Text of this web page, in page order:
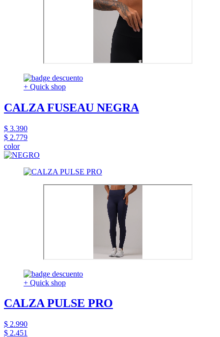
+ Quick shop
CALZA FUSEAU NEGRA
$ 3.390
$ 2.779
color
+ Quick shop
CALZA PULSE PRO
$ 2.990
$ 2.451